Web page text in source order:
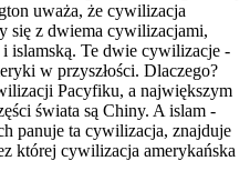
uważa, że cywilizacja
się z dwiema cywilizacjami,
islamską. Te dwie cywilizacje -
w przyszłości. Dlaczego?
Pacyfiku, a największym
świata są Chiny. A islam -
panuje ta cywilizacja, znajduje
której cywilizacja amerykańska